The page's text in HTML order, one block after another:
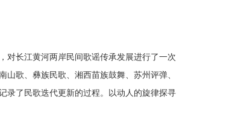
对长江黄河两岸民间歌谣传承发展进行了一次
歌、彝族民歌、湘西苗族鼓舞、苏州评弹、
录了民歌迭代更新的过程。以动人的旋律探寻